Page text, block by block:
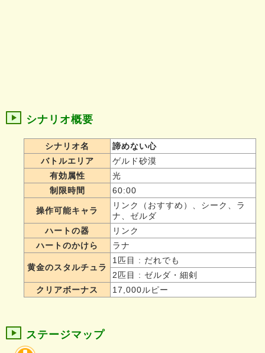
シナリオ概要
シナリオ名
諦めない心
バトルエリア
ゲルド砂漠
有効属性
光
制限時間
60:00
操作可能キャラ
リンク（おすすめ）、シーク、ラ
ナ、ゼルダ
ハートの器
リンク
ハートのかけら
ラナ
黄金のスタルチュラ
1匹目 : だれでも
2匹目 : ゼルダ・細剣
クリアボーナス
17,000ルピー
ステージマップ